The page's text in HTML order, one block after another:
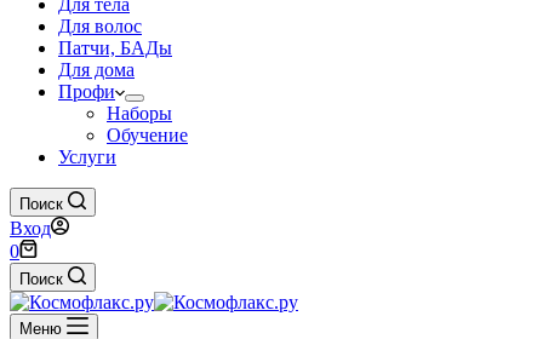
Для тела
Для волос
Патчи, БАДы
Для дома
Профи
Наборы
Обучение
Услуги
Поиск
Вход
Корзина
0
Поиск
Меню